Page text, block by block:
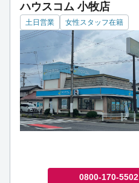
ハウスコム 小牧店
土日営業 女性スタッフ在籍
0800-170-5502